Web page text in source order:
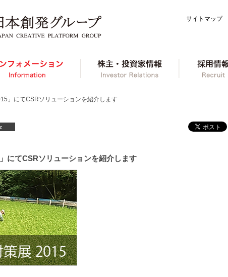
サイトマップ
インフォメーション 株主・投資家
」にてCSRソリューションを紹介します
にてCSRソリューションを紹介します